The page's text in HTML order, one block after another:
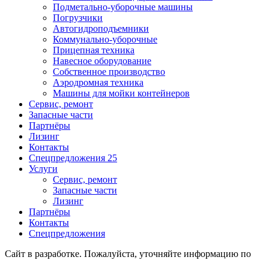
Подметально-уборочные машины
Погрузчики
Автогидроподъемники
Коммунально-уборочные
Прицепная техника
Навесное оборудование
Собственное производство
Аэродромная техника
Машины для мойки контейнеров
Сервис, ремонт
Запасные части
Партнёры
Лизинг
Контакты
Спецпредложения 25
Услуги
Сервис, ремонт
Запасные части
Лизинг
Партнёры
Контакты
Спецпредложения
Сайт в разработке. Пожалуйста, уточняйте информацию по